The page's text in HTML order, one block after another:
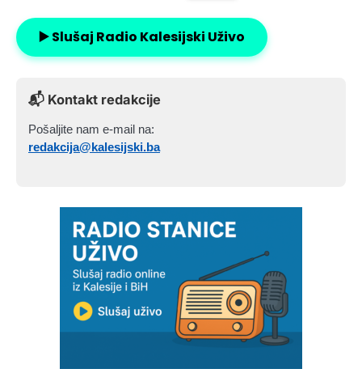
▶️ Slušaj Radio Kalesijski Uživo
📬 Kontakt redakcije
Pošaljite nam e-mail na:
redakcija@kalesijski.ba